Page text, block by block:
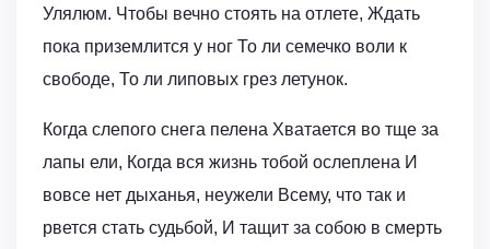
Улялюм. Чтобы вечно стоять на отлете, Ждать
пока приземлится у ног То ли семечко воли к
свободе, То ли липовых грез летунок.
Когда слепого снега пелена Хватается во тще за
лапы ели, Когда вся жизнь тобой ослеплена И
вовсе нет дыханья, неужели Всему, что так и
рвется стать судьбой, И тащит за собою в смерть